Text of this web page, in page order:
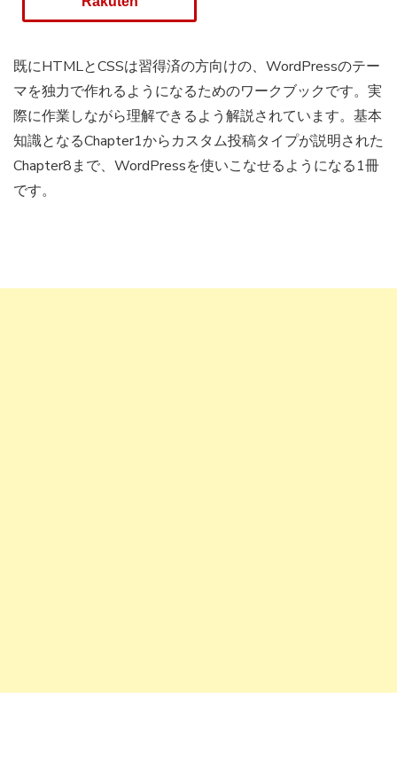
既にHTMLとCSSは習得済の方向けの、WordPressのテー
マを独力で作れるようになるためのワークブックです。実
際に作業しながら理解できるよう解説されています。基本
知識となるChapter1からカスタム投稿タイプが説明された
Chapter8まで、WordPressを使いこなせるようになる1冊
です。